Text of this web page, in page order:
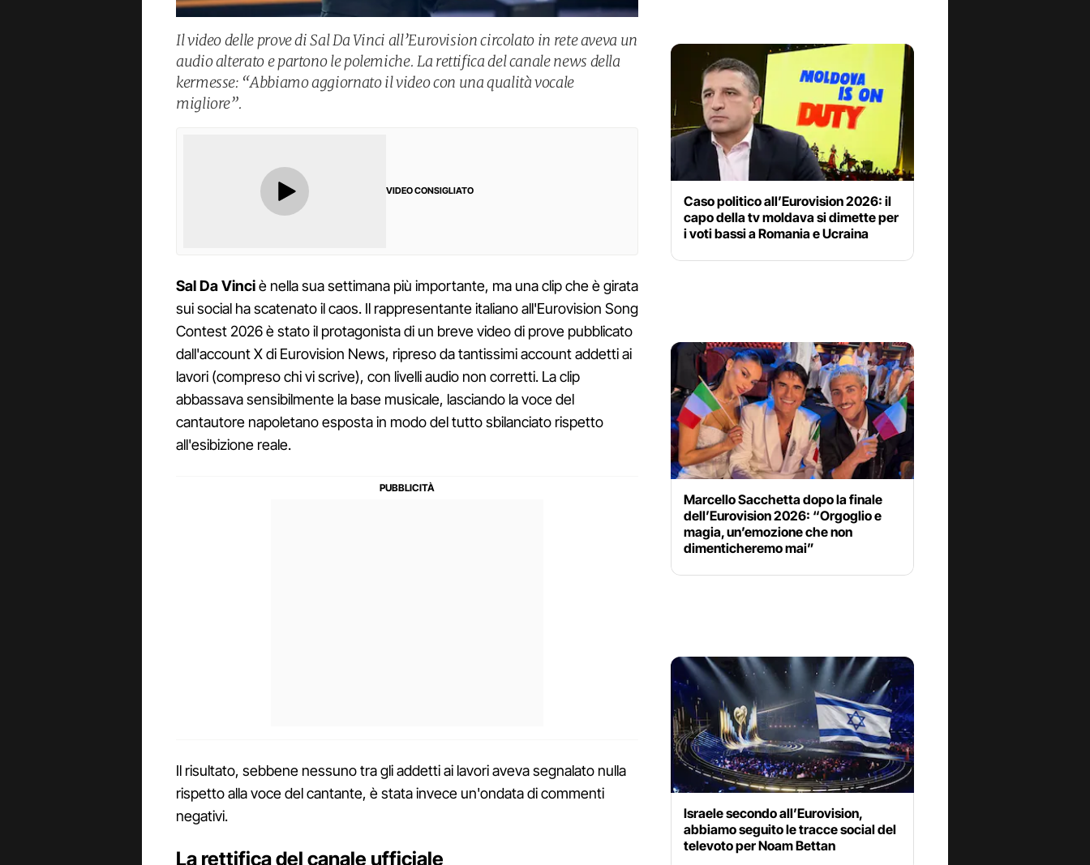
Il video delle prove di Sal Da Vinci all’Eurovision circolato in rete aveva un
audio alterato e partono le polemiche. La rettifica del canale news della
kermesse: “Abbiamo aggiornato il video con una qualità vocale
migliore”.
VIDEO CONSIGLIATO
SalDaVinciè nella sua settimana più importante, ma una clip che è girata
sui social ha scatenato il caos. Il rappresentante italiano all'Eurovision Song
Contest 2026 è stato il protagonista di un breve video di prove pubblicato
dall'account X di Eurovision News, ripreso da tantissimi account addetti ai
lavori (compreso chi vi scrive), con livelli audio non corretti. La clip
abbassava sensibilmente la base musicale, lasciando la voce del
cantautore napoletano esposta in modo del tutto sbilanciato rispetto
all'esibizione reale.
Il risultato, sebbene nessuno tra gli addetti ai lavori aveva segnalato nulla
rispetto alla voce del cantante, è stata invece un'ondata di commenti
negativi.
La rettifica del canale ufficiale
Caso politico all’Eurovision 2026: il
capo della tv moldava si dimette per
i voti bassi a Romania e Ucraina
Marcello Sacchetta dopo la finale
dell’Eurovision 2026: “Orgoglio e
magia, un’emozione che non
dimenticheremo mai”
Israele secondo all’Eurovision,
abbiamo seguito le tracce social del
televoto per Noam Bettan